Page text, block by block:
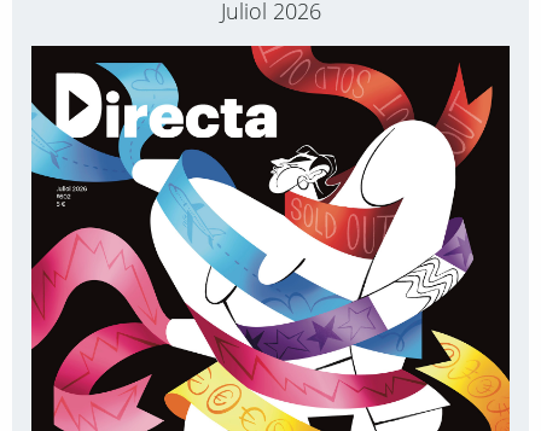
Juliol 2026